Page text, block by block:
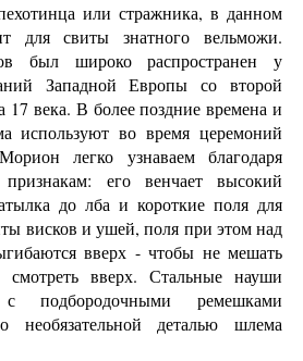
или стражника, в данном
для свиты знатного вельможи.
был широко распространен у
Западной Европы со второй
века. В более поздние времена и
используют во время церемоний
легко узнаваем благодаря
его венчает высокий
до лба и короткие поля для
висков и ушей, поля при этом над
вверх - чтобы не мешать
вверх. Стальные науши
с подбородочными ремешками
необязательной деталью шлема